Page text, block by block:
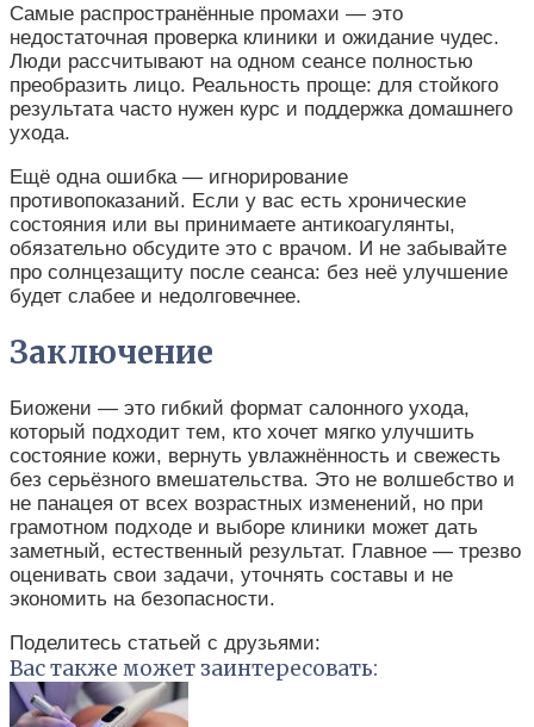
Самые распространённые промахи — это
недостаточная проверка клиники и ожидание чудес.
Люди рассчитывают на одном сеансе полностью
преобразить лицо. Реальность проще: для стойкого
результата часто нужен курс и поддержка домашнего
ухода.
Ещё одна ошибка — игнорирование
противопоказаний. Если у вас есть хронические
состояния или вы принимаете антикоагулянты,
обязательно обсудите это с врачом. И не забывайте
про солнцезащиту после сеанса: без неё улучшение
будет слабее и недолговечнее.
Заключение
Биожени — это гибкий формат салонного ухода,
который подходит тем, кто хочет мягко улучшить
состояние кожи, вернуть увлажнённость и свежесть
без серьёзного вмешательства. Это не волшебство и
не панацея от всех возрастных изменений, но при
грамотном подходе и выборе клиники может дать
заметный, естественный результат. Главное — трезво
оценивать свои задачи, уточнять составы и не
экономить на безопасности.
Поделитесь статьей с друзьями:
Вас также может заинтересовать: